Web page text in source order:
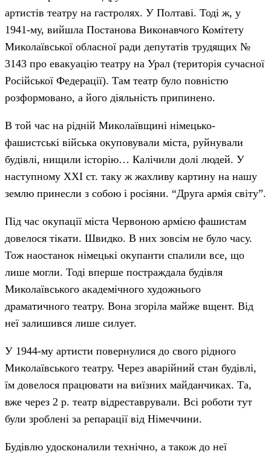
артистів театру на гастролях. У Полтаві. Тоді ж, у
1941-му, вийшла Постанова Виконавчого Комітету
Миколаївської обласної ради депутатів трудящих №
3143 про евакуацію театру на Урал (територія сучасної
Російської Федерації). Там театр було повністю
розформовано, а його діяльність припинено.
В той час на рідній Миколаївщині німецько-
фашистські війська окуповували міста, руйнували
будівлі, нищили історію… Калічили долі людей. У
наступному ХХІ ст. таку ж жахливу картину на нашу
землю принесли з собою і росіяни. “Друга армія світу”.
Під час окупації міста Червоною армією фашистам
довелося тікати. Швидко. В них зовсім не було часу.
Тож наостанок німецькі окупанти спалили все, що
лише могли. Тоді вперше постраждала будівля
Миколаївського академічного художнього
драматичного театру. Вона згоріла майже вщент. Від
неї залишився лише силует.
У 1944-му артисти повернулися до свого рідного
Миколаївського театру. Через аварійний стан будівлі,
їм довелося працювати на виїзних майданчиках. Та,
вже через 2 р. театр відреставрували. Всі роботи тут
були зроблені за репарації від Німеччини.
Будівлю удосконалили технічно, а також до неї